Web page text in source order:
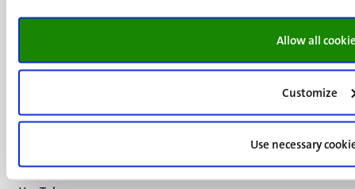
Allow all
Customize
Use necessary
UM postal address
Maastricht
media
Facebook
TikTok